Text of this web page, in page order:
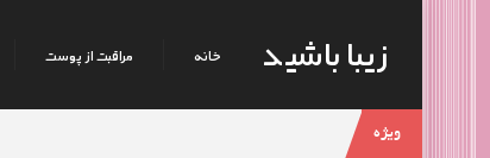
زیبا باشید خانه مراقبت از پوست
ویژه